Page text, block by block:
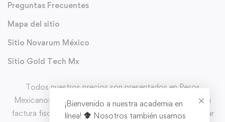
Preguntas Frecuentes
Mapa del sitio
Sitio Novarum México
Sitio Gold Tech Mx
Todos nuestros precios son presentados en Pesos
Mexicanos (MXN) y con IVA incluido. Puedes solicitar tu
factura fiscal directo en el carrito de comprar al completar
¡Bienvenido a nuestra academia en
línea!
Nosotros también usamos